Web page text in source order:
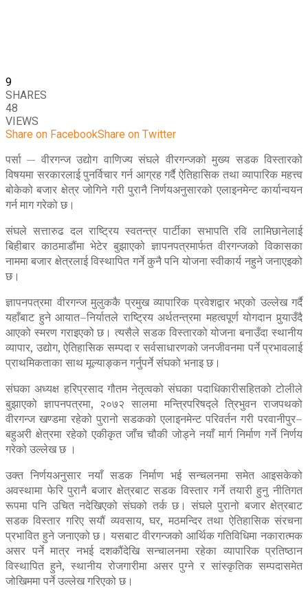
9
SHARES
48
VIEWS
Share on FacebookShare on Twitter
पर्सा — वीरगन्ज उद्योग वाणिज्य संघले वीरगन्जको मुख्य सडक विस्तारको
विषयमा सरकारलाई पुनर्विचार गर्न आग्रह गर्दै ऐतिहासिक तथा व्यापारिक महत्त्व
बोकेको बजार क्षेत्र जोगिने गरी पुरानै निर्णयअनुसारको एलाइनमेन्ट कार्यान्वयन
गर्न माग गरेको छ।
संघले सत्तारुढ दल राष्ट्रिय स्वतन्त्र पार्टीका सभापति रवि लामिछानेलाई
बिहीबार काठमाडौंमा भेटेर बुझाएको ज्ञापनपत्रमार्फत वीरगन्जको विकासका
नाममा बजार क्षेत्रलाई विस्थापित गर्ने कुनै पनि योजना स्वीकार्य नहुने जनाएइको
छ।
ज्ञापनपत्रमा वीरगन्ज मुलुककै प्रमुख व्यापारिक प्रवेशद्वार भएको उल्लेख गर्दै
यहाँबाट हुने आयात–निर्यातले राष्ट्रिय अर्थतन्त्रमा महत्वपूर्ण योगदान पुर्‍याउँदै
आएको स्मरण गराइएको छ। त्यसैले सडक विस्तारको योजना बनाउँदा स्थानीय
व्यापार, उद्योग, ऐतिहासिक सम्पदा र सर्वसाधारणको जनजीवनमा पर्ने प्रभावलाई
प्राथमिकताका साथ मूल्याङ्कन गर्नुपर्ने संंघको भनाइ छ।
संघका अध्यक्ष हरिप्रसाद गौतम नेतृत्वको संघका पदाधिकारीसहितको टोलीले
बुझाएको ज्ञापनपत्रमा, २०७२ सालमा मन्त्रिपरिषद्ले त्रिभुवन राजपथको
वीरगन्ज खण्डमा रहेको पुरानो सडकको एलाइनमेन्ट परिवर्तन गरी परवानीपुर–
बहुअरी क्षेत्रमा रहेको एकीकृत जाँच चौकी जोड्ने नयाँ मार्ग निर्माण गर्ने निर्णय
गरेको उल्लेख छ ।
उक्त निर्णयअनुसार नयाँ सडक निर्माण भई सन्चलनमा समेत आइसकेको
अवस्थामा फेरि पुरानै बजार क्षेत्रबाट सडक विस्तार गर्ने तयारी हुनु नीतिगत
रूपमा पनि उचित नदेखिएको संघको तर्क छ। संघले पुरानो बजार क्षेत्रबाट
सडक विस्तार गरिए सयौं व्यवसाय, घर, मठमन्दिर तथा ऐतिहासिक संरचना
प्रभावित हुने जनाएको छ। यसबाट वीरगन्जको आर्थिक गतिविधिमा नकारात्मक
असर पर्ने मात्र नभई दशकौंदेखि सन्चालनमा रहेका व्यापारिक प्रतिष्ठान
विस्थापित हुने, स्थानीय रोजगारीमा असर पुग्ने र सांस्कृतिक सम्पदासमेत
जोखिममा पर्ने उल्लेख गरिएको छ।